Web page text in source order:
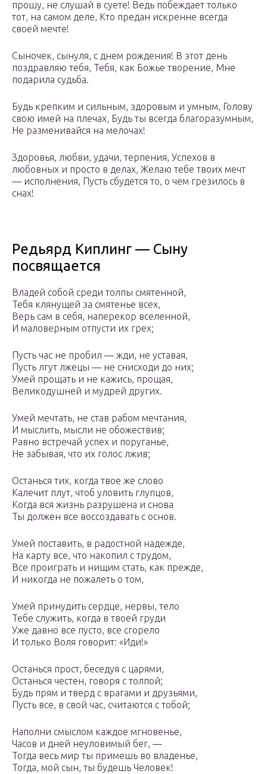
прошу, не слушай в суете! Ведь побеждает только
тот, на самом деле, Кто предан искренне всегда
своей мечте!
Сыночек, сынуля, с днем рождения! В этот день
поздравляю тебя, Тебя, как Божье творение, Мне
подарила судьба.
Будь крепким и сильным, здоровым и умным, Голову
свою имей на плечах, Будь ты всегда благоразумным,
Не разменивайся на мелочах!
Здоровья, любви, удачи, терпения, Успехов в
любовных и просто в делах, Желаю тебе твоих мечт
— исполнения, Пусть сбудется то, о чем грезилось в
снах!
Редьярд Киплинг — Сыну
посвящается
Владей собой среди толпы смятенной,
Тебя клянущей за смятенье всех,
Верь сам в себя, наперекор вселенной,
И маловерным отпусти их грех;
Пусть час не пробил — жди, не уставая,
Пусть лгут лжецы — не снисходи до них;
Умей прощать и не кажись, прощая,
Великодушней и мудрей других.
Умей мечтать, не став рабом мечтания,
И мыслить, мысли не обожествив;
Равно встречай успех и поруганье,
Не забывая, что их голос лжив;
Останься тих, когда твое же слово
Калечит плут, чтоб уловить глупцов,
Когда вся жизнь разрушена и снова
Ты должен все воссоздавать с основ.
Умей поставить, в радостной надежде,
На карту все, что накопил с трудом,
Все проиграть и нищим стать, как прежде,
И никогда не пожалеть о том,
Умей принудить сердце, нервы, тело
Тебе служить, когда в твоей груди
Уже давно все пусто, все сгорело
И только Воля говорит: «Иди!»
Останься прост, беседуя с царями,
Останься честен, говоря с толпой;
Будь прям и тверд с врагами и друзьями,
Пусть все, в свой час, считаются с тобой;
Наполни смыслом каждое мгновенье,
Часов и дней неуловимый бег, —
Тогда весь мир ты примешь во владенье,
Тогда, мой сын, ты будешь Человек!